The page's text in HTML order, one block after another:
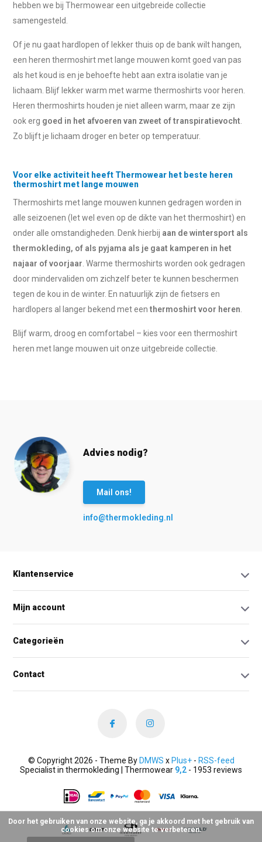
hebben we bij Thermowear een uitgebreide collectie
samengesteld.
Of je nu gaat hardlopen of lekker thuis op de bank wilt hangen,
een heren thermoshirt met lange mouwen komt goed van pas
als het koud is en je behoefte hebt aan extra isolatie van je
lichaam. Blijf lekker warm met warme thermoshirts voor heren.
Heren thermoshirts houden je niet alleen warm, maar ze zijn
ook erg goed in het afvoeren van zweet of transpiratievocht
Zo blijft je lichaam droger en beter op temperatuur.
Voor elke activiteit heeft Thermowear het beste heren
thermoshirt met lange mouwen
Thermoshirts met lange mouwen kunnen gedragen worden in
alle seizoenen (let wel even op de dikte van het thermoshirt) en
onder alle omstandigheden. Denk hierbij aan de wintersport als
thermokleding, of als pyjama als je gaat kamperen in het
najaar of voorjaar . Warme thermoshirts worden ook gedragen
door mindervaliden om zichzelf beter te kunnen beschermen
tegen de kou in de winter. En natuurlijk zijn de fietsers en
hardlopers al langer bekend met eenthermoshirt voor heren
Blijf warm, droog en comfortabel – kies voor een thermoshirt
heren met lange mouwen uit onze uitgebreide collectie.
Advies nodig?
Mail ons!
info@thermokleding.nl
Klantenservice
Mijn account
Categorieën
Contact
© Copyright 2026 - Theme By DMWS x Plus+- RSS-feed
Specialist in thermokleding | Thermowear 9,2 - 1953 reviews
Door het gebruiken van onze website, ga je akkoord met het gebruik van
cookies om onze website te verbeteren.